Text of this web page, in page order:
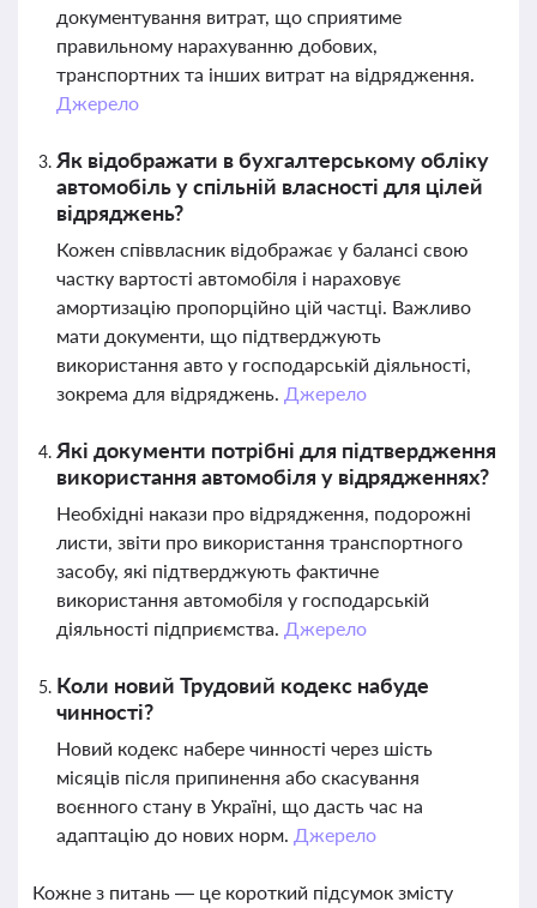
документування витрат, що сприятиме
правильному нарахуванню добових,
транспортних та інших витрат на відрядження.
Джерело
Як відображати в бухгалтерському обліку
автомобіль у спільній власності для цілей
відряджень?
Кожен співвласник відображає у балансі свою
частку вартості автомобіля і нараховує
амортизацію пропорційно цій частці. Важливо
мати документи, що підтверджують
використання авто у господарській діяльності,
зокрема для відряджень. Джерело
Які документи потрібні для підтвердження
використання автомобіля у відрядженнях?
Необхідні накази про відрядження, подорожні
листи, звіти про використання транспортного
засобу, які підтверджують фактичне
використання автомобіля у господарській
діяльності підприємства. Джерело
Коли новий Трудовий кодекс набуде
чинності?
Новий кодекс набере чинності через шість
місяців після припинення або скасування
воєнного стану в Україні, що дасть час на
адаптацію до нових норм. Джерело
Кожне з питань — це короткий підсумок змісту